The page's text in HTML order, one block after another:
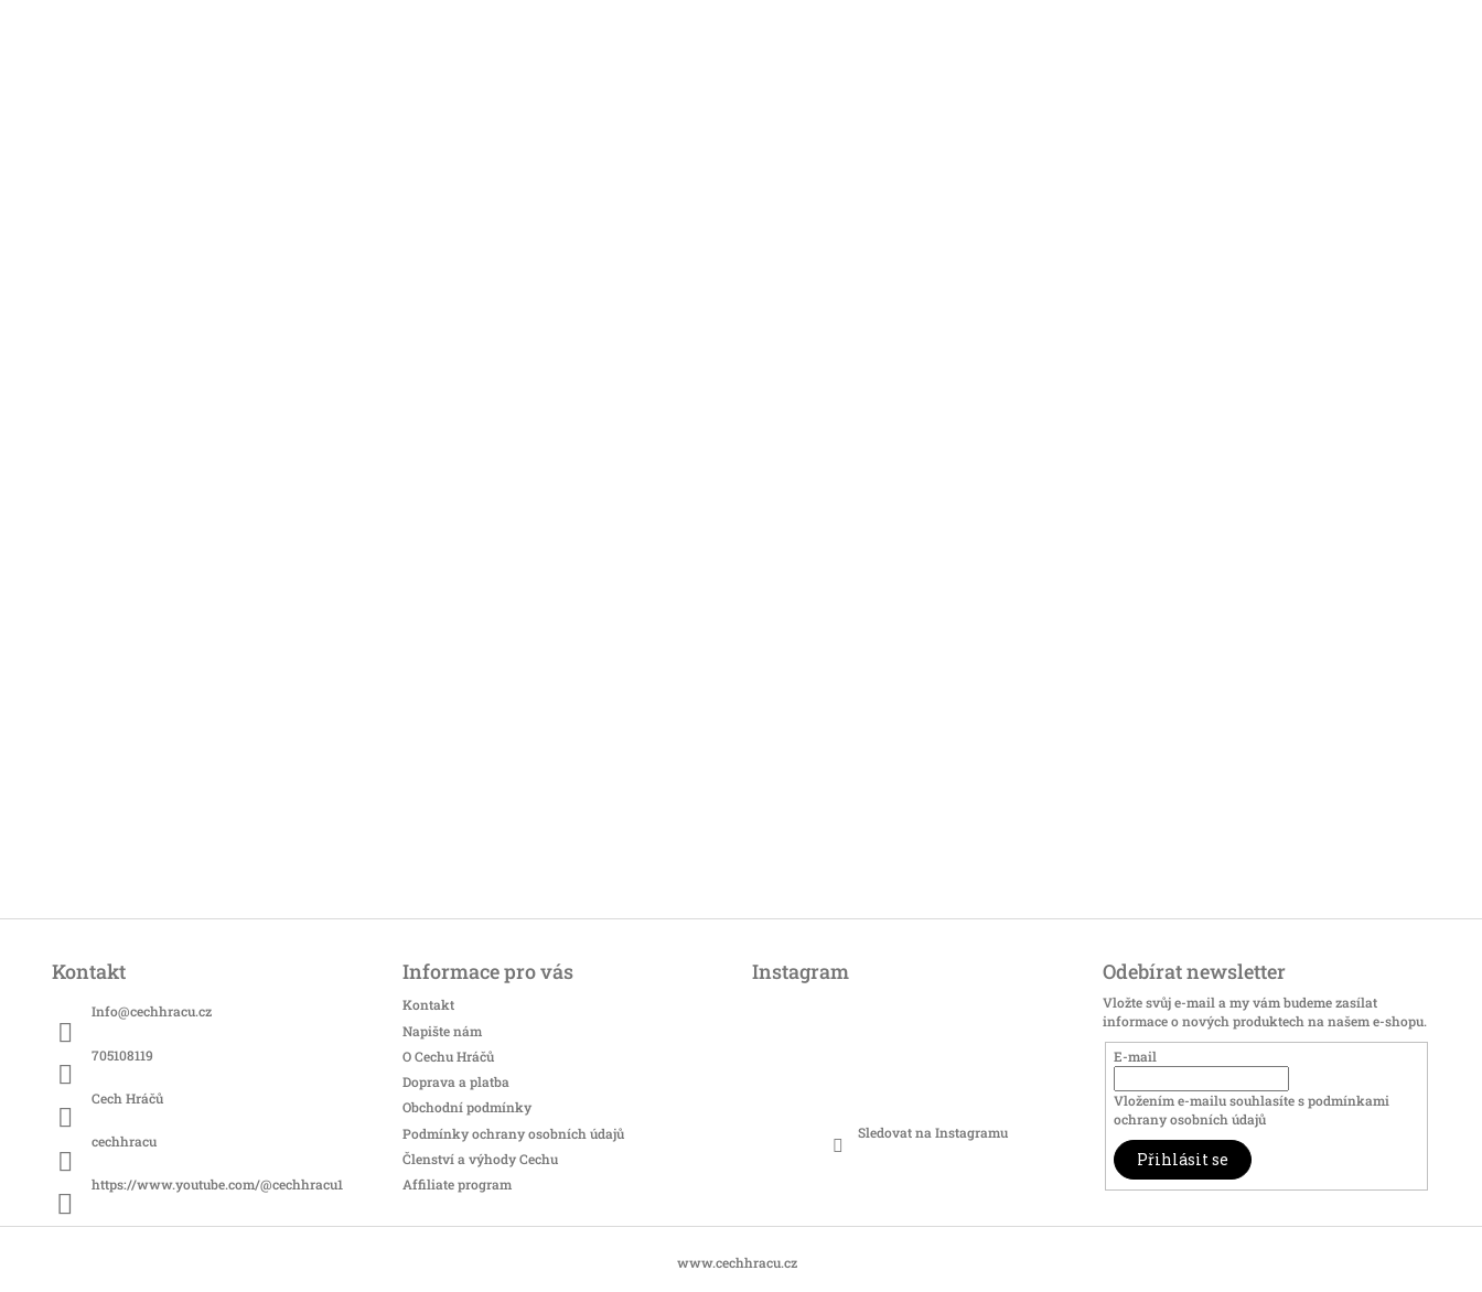
Kontakt
Info@cechhracu.cz
705108119
Cech Hráčů
cechhracu
https://www.youtube.com/@cechhracu1
Informace pro vás
Kontakt
Napište nám
O Cechu Hráčů
Doprava a platba
Obchodní podmínky
Podmínky ochrany osobních údajů
Členství a výhody Cechu
Affiliate program
Instagram
Sledovat na Instagramu
Odebírat newsletter
Vložte svůj e-mail a my vám budeme zasílat
informace o nových produktech na našem e-shopu.
E-mail
Vložením e-mailu souhlasíte spodmínkami
ochrany osobních údajů
Přihlásit se
www.cechhracu.cz